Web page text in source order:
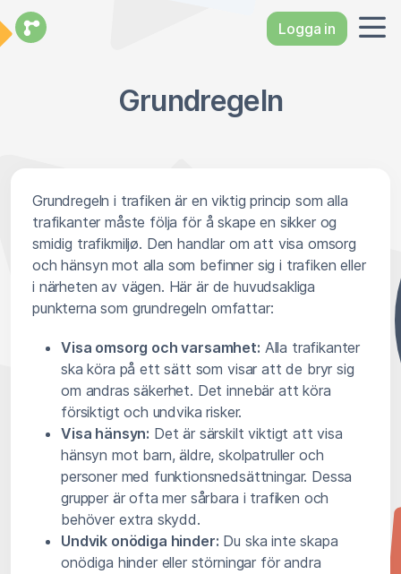
Logga in
Grundregeln
Grundregeln i trafiken är en viktig princip som alla
trafikanter måste följa för å skape en sikker og
smidig trafikmiljø. Den handlar om att visa omsorg
och hänsyn mot alla som befinner sig i trafiken eller
i närheten av vägen. Här är de huvudsakliga
punkterna som grundregeln omfattar:
Visa omsorg och varsamhet: Alla trafikanter
ska köra på ett sätt som visar att de bryr sig
om andras säkerhet. Det innebär att köra
försiktigt och undvika risker.
Visa hänsyn: Det är särskilt viktigt att visa
hänsyn mot barn, äldre, skolpatruller och
personer med funktionsnedsättningar. Dessa
grupper är ofta mer sårbara i trafiken och
behöver extra skydd.
Undvik onödiga hinder: Du ska inte skapa
onödiga hinder eller störningar för andra